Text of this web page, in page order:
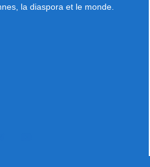
la diaspora et le monde.